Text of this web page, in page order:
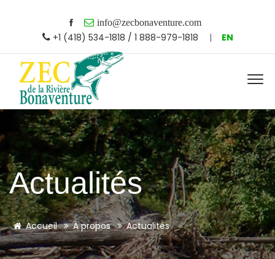
info@zecbonaventure.com
+1 (418) 534-1818 / 1 888-979-1818 | EN
Actualités
Accueil À propos Actualités